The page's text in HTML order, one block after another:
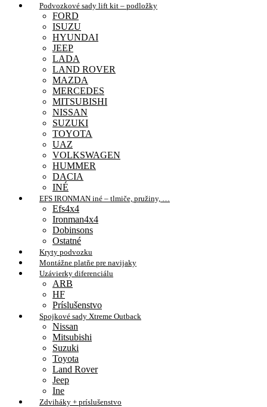
Podvozkové sady lift kit – podložky
FORD
ISUZU
HYUNDAI
JEEP
LADA
LAND ROVER
MAZDA
MERCEDES
MITSUBISHI
NISSAN
SUZUKI
TOYOTA
UAZ
VOLKSWAGEN
HUMMER
DACIA
INÉ
EFS IRONMAN iné – tlmiče, pružiny, …
Efs4x4
Ironman4x4
Dobinsons
Ostatné
Kryty podvozku
Montážne platňe pre navijaky
Uzávierky diferenciálu
ARB
HF
Príslušenstvo
Spojkové sady Xtreme Outback
Nissan
Mitsubishi
Suzuki
Toyota
Land Rover
Jeep
Ine
Zdviháky + príslušenstvo